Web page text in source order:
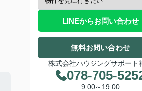
LINEからお問い合わせ
無料お問い合わせ
株式会社ハウジングサポート
078-705-
9:00～19:00